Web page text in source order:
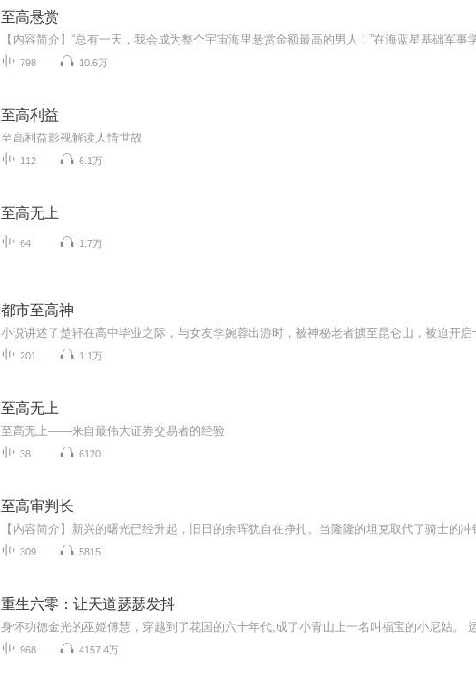
至高悬赏
798 10.6万
至高利益
至高利益影视解读人情世故
112 6.1万
至高无上
64 1.7万
都市至高神
201 1.1万
至高无上
至高无上——来自最伟大证券交易者的经验
38 6120
至高审判长
309 5815
重生六零：让天道瑟瑟发抖
968 4157.4万